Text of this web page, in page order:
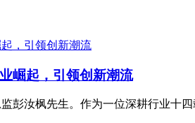
崛起，引领创新潮流
彭汝枫先生。作为一位深耕行业十